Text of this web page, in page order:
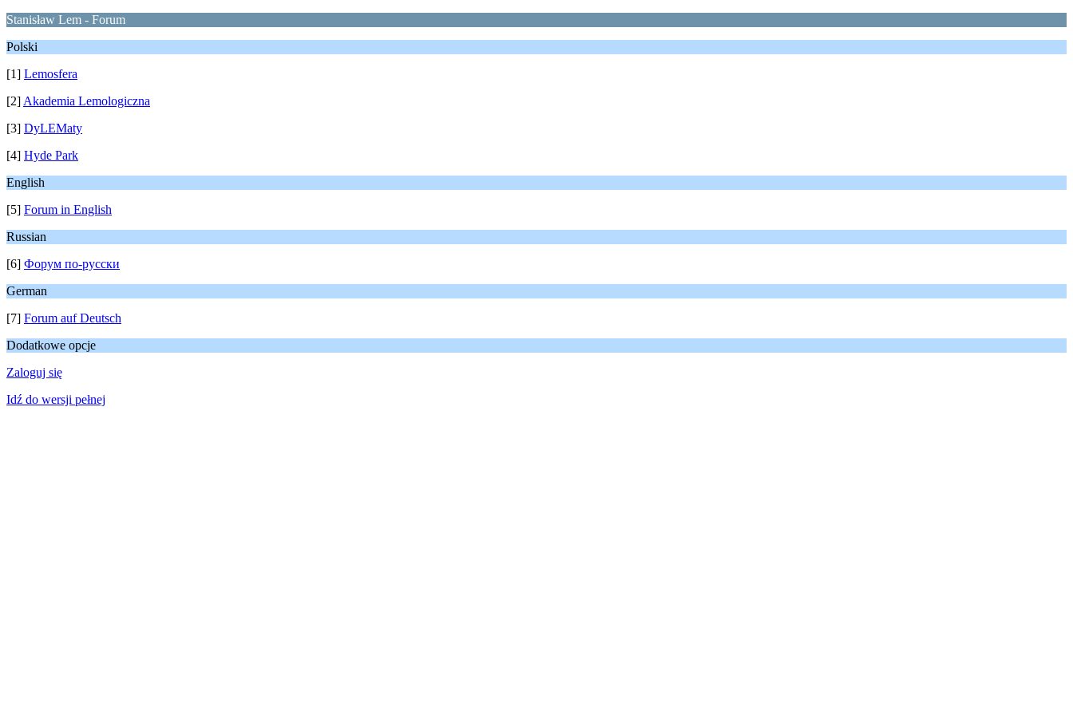
Stanisław Lem - Forum
Polski
[1] Lemosfera
[2] Akademia Lemologiczna
[3] DyLEMaty
[4] Hyde Park
English
[5] Forum in English
Russian
[6] Форум по-русски
German
[7] Forum auf Deutsch
Dodatkowe opcje
Zaloguj się
Idź do wersji pełnej